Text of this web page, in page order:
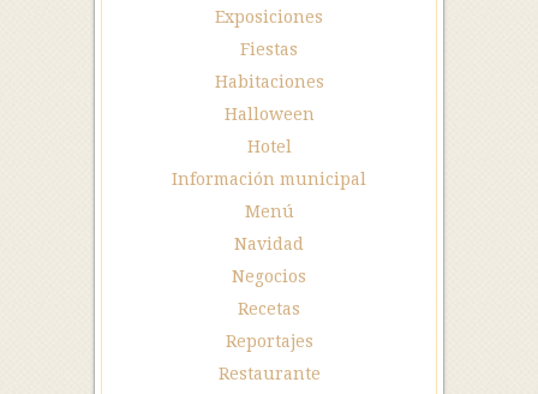
Exposiciones
Fiestas
Habitaciones
Halloween
Hotel
Información municipal
Menú
Navidad
Negocios
Recetas
Reportajes
Restaurante